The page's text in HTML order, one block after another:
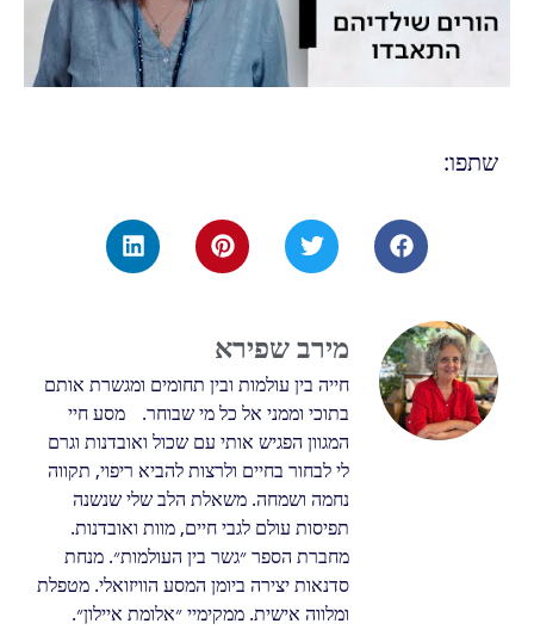
שתפו:
מירב שפירא
חייה בין עולמות ובין תחומים ומגשרת אותם
בתוכי וממני אל כל מי שבוחר. מסע חיי
המגוון הפגיש אותי עם שכול ואובדנות וגרם
לי לבחור בחיים ולרצות להביא ריפוי, תקווה
נחמה ושמחה. משאלת הלב שלי שנשנה
תפיסות עולם לגבי חיים, מוות ואובדנות.
מחברת הספר ״גשר בין העולמות״. מנחת
סדנאות יצירה ביומן המסע הוויזואלי. מטפלת
ומלווה אישית. ממקימיי ״אלומת איילון״.